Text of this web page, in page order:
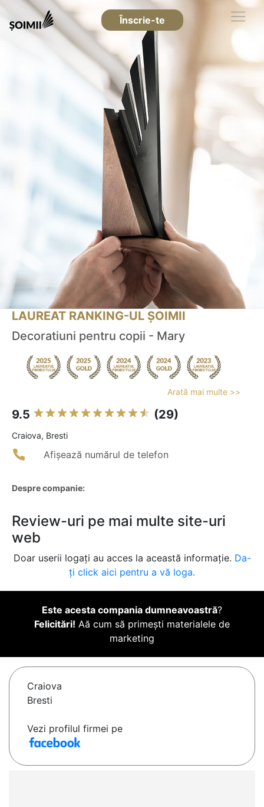
Înscrie-te
LAUREAT RANKING-UL ȘOIMII
Decoratiuni pentru copii - Mary
Arată mai multe >>
9.5 (29)
Craiova, Bresti
Afișează numărul de telefon
Despre companie:
Review-uri pe mai multe site-uri
web
Doar userii logați au acces la această informație. Da-
ți click aici pentru a vă loga.
Este acesta compania dumneavoastră?
Felicitări! Aă cum să primești materialele de
marketing
Craiova
Bresti
Vezi profilul firmei pe